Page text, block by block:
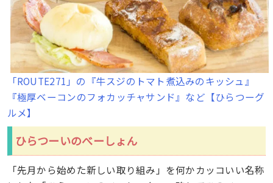
「ROUTE271」の『牛スジのトマト煮込みのキッシュ』
『極厚ベーコンのフォカッチャサンド』など【ひらつーグ
ルメ】
ひらつーいのべーしょん
「先月から始めた新しい取り組み」を何かカッコいい名称